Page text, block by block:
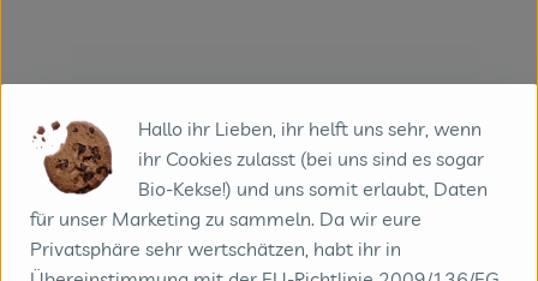
zum Käse im Shop
Hallo ihr Lieben, ihr helft uns sehr, wenn
ihr Cookies zulasst (bei uns sind es sogar
Bio-Kekse!) und uns somit erlaubt, Daten
für unser Marketing zu sammeln. Da wir eure
Privatsphäre sehr wertschätzen, habt ihr in